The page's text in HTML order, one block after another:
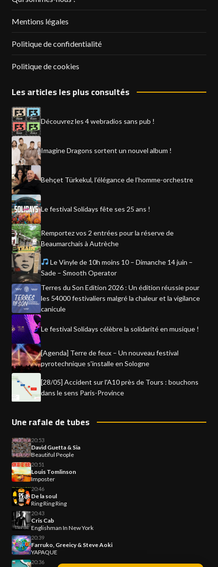
Mentions légales
Politique de confidentialité
Politique de cookies
Les articles les plus consultés
Découvrez les 4 webradios sans pub !
Imagine Dragons sortent un nouvel album !
Behçet Türkekul, l’élégance de l’homme-orchestre
Le festival Solidays fête ses 25 ans !
Remportez vos 2 entrées pour la réserve de
Beaumarchais à Autrèche
Le Vinyle de 10h moins 10 – Dimanche 14 juin –
Sade – Smooth Operator
Terres du Son Edition 2026 : Un édition réussie pour
les 54000 festivaliers malgré la chaleur et la vigilance
canicule
Le festival Solidays célèbre la solidarité en musique !
[Agenda] Terre de feux – Un nouveau festival
pyrotechnique s'installe en Sologne
[28/05] Accident sur l'A10 près de Tours : bouchons
dans le sens Paris-Province
Une rafale de tubes
20:53
David Guetta & Sia
Beautiful People
20:51
Louis Tomlinson
Imposter
20:46
De la soul
Ring Ring Ring
20:43
Cris Cab
Englishman In New York
20:39
Farruko, Greeicy & Steve Aoki
YAPAQUE
20:36